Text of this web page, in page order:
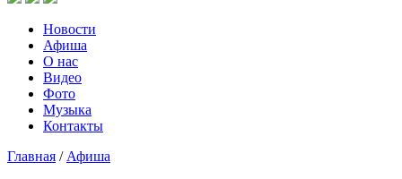
Новости
Афиша
О нас
Видео
Фото
Музыка
Контакты
Главная / Афиша